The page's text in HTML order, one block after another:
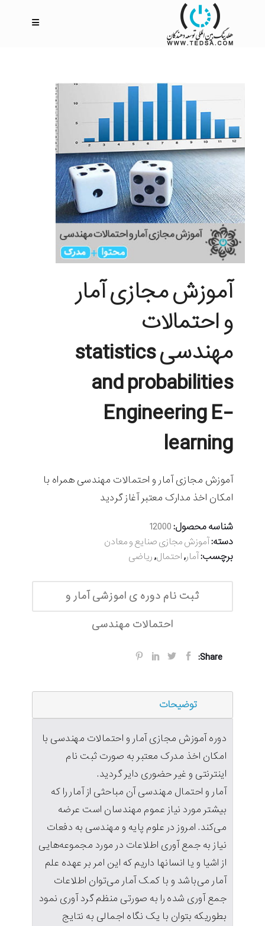
آموزش مجازی آمار
و احتمالات
مهندسی statistics
and probabilities
Engineering E-
learning
آموزش مجازی آمار و احتمالات مهندسی همراه با
امکان اخذ مدارک معتبر آغاز گردید
شناسه محصول:12000
دسته:آموزش مجازی صنایع و معادن
برچسب:آمار,احتمال,ریاضی
ثبت نام دوره ی اموزشی آمار و
احتمالات مهندسی
Share:
توضیحات
دوره آموزش مجازی آمار و احتمالات مهندسی با
امکان اخذ مدرک معتبر به صورت ثبت نام
اینترنتی و غیر حضوری دایر گردید.
آمار و احتمال مهندسی آن مباحثی از آمار را که
بیشتر مورد نیاز عموم مهندسان است عرضه
می‌کند. امروز در علوم پایه و مهندسی‌ به دفعات
نیاز به جمع آوری اطلاعات در مورد مجموعه‌هایی‌
از اشیا و یا انسانها داریم که این امر بر عهده علم
آمار می‌‌باشد و با کمک آمار می‌‌توان اطلاعات
جمع آوری شده را به صورتی منظم گرد آوری نمود
بطوریکه بتوان با یک نگاه اجمالی‌ به نتایج